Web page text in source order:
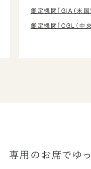
鑑定機関「GIA（米国
鑑定機関「CGL（中
専用のお席でゆ